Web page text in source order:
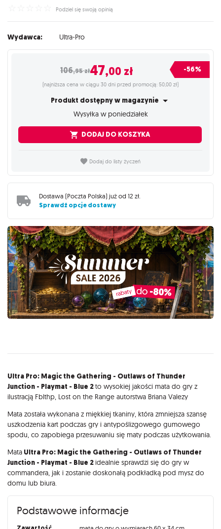
Podziel się swoją opinią
Wydawca: Ultra-Pro
106,95zł47,00 zł -56%
(najniższa cena w ciągu 30 dni przed promocją: 50,00 zł)
Produkt dostępny w magazynie
Wysyłka w poniedziałek
DODAJ DO KOSZYKA
Dodaj do listy życzeń
Dostawa (Poczta Polska) już od 12 zł.
Sprawdź opcje dostawy
Opis
Ultra Pro: Magic the Gathering - Outlaws of Thunder
Junction - Playmat - Blue 2to wysokiej jakości mata do gry z
ilustracją Fblthp, Lost on the Range autorstwa Briana Valezy
Mata została wykonana z miękkiej tkaniny, która zmniejsza szansę
uszkodzenia kart podczas gry i antypoślizgowego gumowego
spodu, co zapobiega przesuwaniu się maty podczas użytkowania.
Mata Ultra Pro: Magic the Gathering - Outlaws of Thunder
Junction - Playmat - Blue 2 idealnie sprawdzi się do gry w
commandera, jak i zostanie doskonałą podkładką pod mysz do
domu lub biura.
Podstawowe informacje